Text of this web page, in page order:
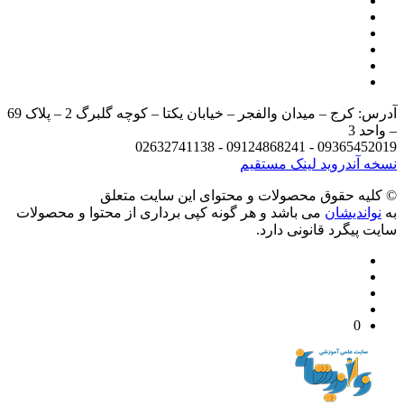
آدرس: کرج – میدان والفجر – خیابان یکتا – کوچه گلبرگ 2 – پلاک 69
3
09365452019 - 09124868241 -
آندرویدلینک مستقیم
حقوق محصولات و محتوای اين سایت متعلق
می باشد و هر گونه کپی برداری از محتوا و محصولات
پیگرد قانونی دارد.